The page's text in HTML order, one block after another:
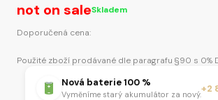
not on saleSkladem
Doporučená cena:
Použité zboží prodávané dle paragrafu §90 s 0%
Nová baterie 100 %
Vyměníme starý akumulátor za nový.+2